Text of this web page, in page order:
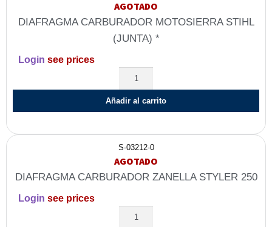
AGOTADO
DIAFRAGMA CARBURADOR MOTOSIERRA STIHL
(JUNTA) *
Login see prices
Añadir al carrito
S-03212-0
AGOTADO
DIAFRAGMA CARBURADOR ZANELLA STYLER 250
Login see prices